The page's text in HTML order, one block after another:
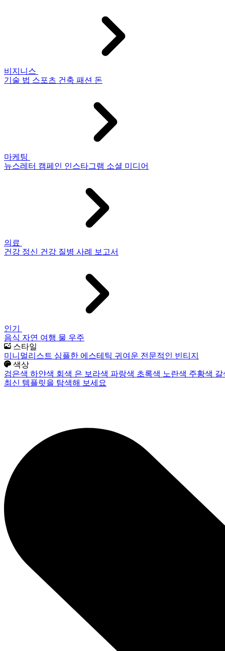
비지니스
기술 법 스포츠 건축 패션 돈
마케팅
뉴스레터 캠페인 인스타그램 소셜 미디어
의료
건강 정신 건강 질병 사례 보고서
인기
음식 자연 여행 물 우주
스타일
미니멀리스트 심플한 에스테틱 귀여운 전문적인 빈티지
색상
검은색 하얀색 회색 은 보라색 파랑색 초록색 노란색 주황색
최신 템플릿을 탐색해 보세요